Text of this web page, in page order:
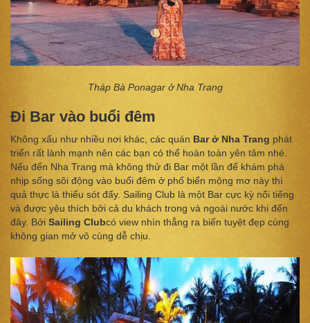
Tháp Bà Ponagar ở Nha Trang
Đi Bar vào buổi đêm
Không xấu như nhiều nơi khác, các quán Bar ở Nha Trang phát
triển rất lành mạnh nên các bạn có thể hoàn toàn yên tâm nhé.
Nếu đến Nha Trang mà không thử đi Bar một lần để khám phá
nhịp sống sôi động vào buổi đêm ở phố biển mộng mơ này thì
quả thực là thiếu sót đấy. Sailing Club là một Bar cực kỳ nổi tiếng
và được yêu thích bởi cả du khách trong và ngoài nước khi đến
đây. Bởi Sailing Clubcó view nhìn thẳng ra biển tuyệt đẹp cùng
không gian mở vô cùng dễ chịu.